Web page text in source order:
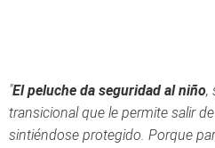
"El peluche da seguridad al niño,
transicional que le permite salir
sintiéndose protegido. Porque